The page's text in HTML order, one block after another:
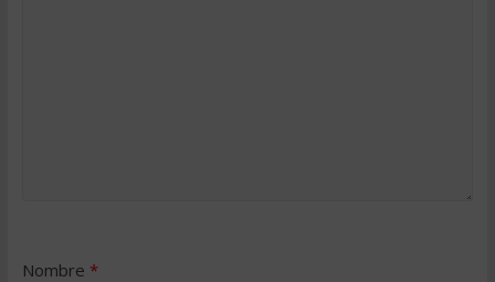
Nombre *